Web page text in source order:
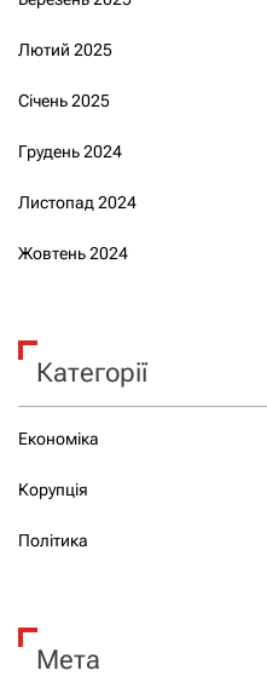
Лютий 2025
Січень 2025
Грудень 2024
Листопад 2024
Жовтень 2024
Категорії
Економіка
Корупція
Політика
Мета